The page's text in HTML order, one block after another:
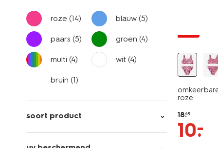
roze (14) blauw(5)
paars (5) groen(4)
multi (4) wit(4)
bruin (1)
soort product
roze
18.49
10.
–